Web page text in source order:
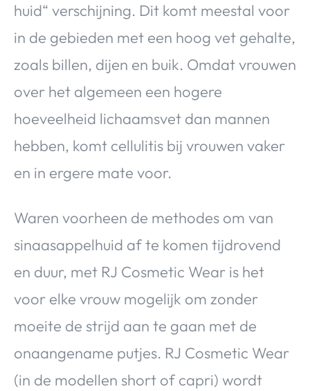
Food & Drinks Health & Beauty Gadgets
Huis & Tuin
Travel
Lifestyle
huid“ verschijning. Dit komt meestal voor
in de gebieden met een hoog vet gehalte,
zoals billen, dijen en buik. Omdat vrouwen
over het algemeen een hogere
hoeveelheid lichaamsvet dan mannen
hebben, komt cellulitis bij vrouwen vaker
en in ergere mate voor.
Waren voorheen de methodes om van
sinaasappelhuid af te komen tijdrovend
en duur, met RJ Cosmetic Wear is het
voor elke vrouw mogelijk om zonder
moeite de strijd aan te gaan met de
onaangename putjes. RJ Cosmetic Wear
(in de modellen short of capri) wordt